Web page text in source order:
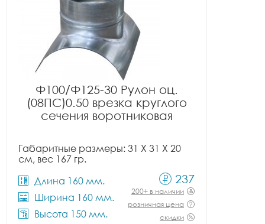
Ф100/Ф125-30 Рулон оц.
(08ПС)0.50 врезка круглого
сечения воротниковая
Габаритные размеры: 31 X 31 X 20
см, вес 167 гр.
Длина 160 мм.
Ширина 160 мм.
Высота 150 мм.
237
200+ в наличии
розничная цена
скидки